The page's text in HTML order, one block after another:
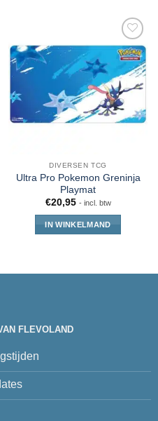
DIVERSEN TCG
Ultra Pro Pokemon Greninja
Playmat
€20,95 - incl. btw
IN WINKELMAND
FLEVOLAND